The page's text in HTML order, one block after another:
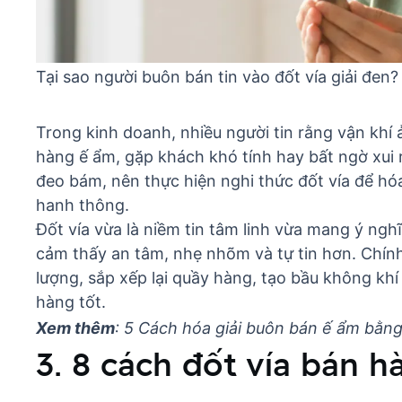
Tại sao người buôn bán tin vào đốt vía giải đen?
Trong kinh doanh, nhiều người tin rằng vận
hàng ế ẩm, gặp khách khó tính hay bất ngờ
đeo bám, nên thực hiện nghi thức đốt vía để
hanh thông.
Đốt vía vừa là niềm tin tâm linh vừa mang ý
cảm thấy an tâm, nhẹ nhõm và tự tin hơn.
lượng, sắp xếp lại quầy hàng, tạo bầu không
hàng tốt.
Xem thêm: 5 Cách hóa giải buôn bán ế ẩm
3. 8 cách đốt vía bán